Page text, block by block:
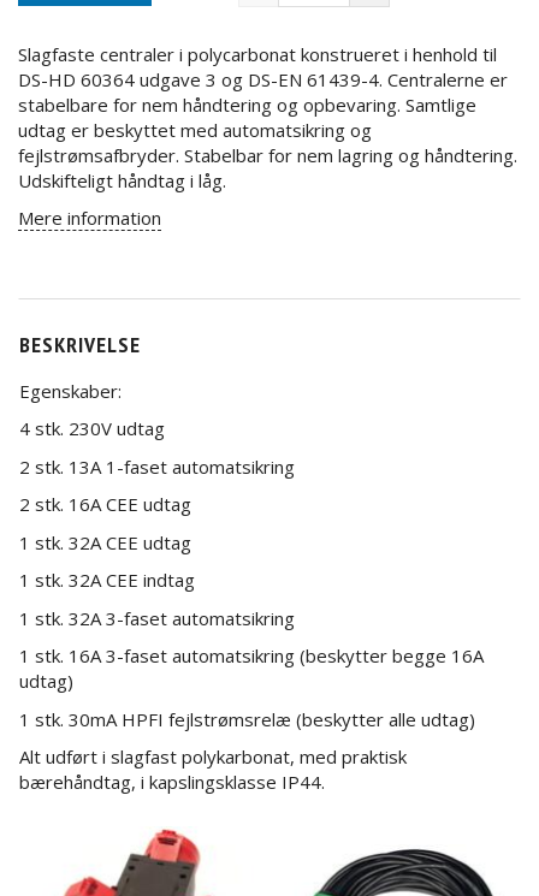
Slagfaste centraler i polycarbonat konstrueret i henhold til
DS-HD 60364 udgave 3 og DS-EN 61439-4. Centralerne er
stabelbare for nem håndtering og opbevaring. Samtlige
udtag er beskyttet med automatsikring og
fejlstrømsafbryder. Stabelbar for nem lagring og håndtering.
Udskifteligt håndtag i låg.
Mere information
BESKRIVELSE
Egenskaber:
4 stk. 230V udtag
2 stk. 13A 1-faset automatsikring
2 stk. 16A CEE udtag
1 stk. 32A CEE udtag
1 stk. 32A CEE indtag
1 stk. 32A 3-faset automatsikring
1 stk. 16A 3-faset automatsikring (beskytter begge 16A
udtag)
1 stk. 30mA HPFI fejlstrømsrelæ (beskytter alle udtag)
Alt udført i slagfast polykarbonat, med praktisk
bærehåndtag, i kapslingsklasse IP44.